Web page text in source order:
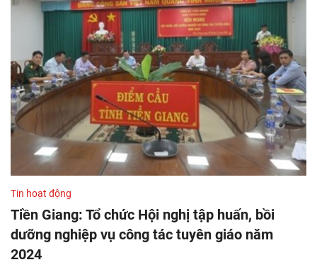
Tin hoạt động
Tiền Giang: Tổ chức Hội nghị tập huấn, bồi
dưỡng nghiệp vụ công tác tuyên giáo năm
2024